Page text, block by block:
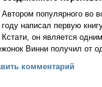
Автором популярного во
году написал первую
Кстати, он является
Винни получил от
назвали самой
комментарий